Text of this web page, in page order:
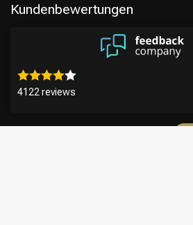
Kundenbewertungen
4122 reviews